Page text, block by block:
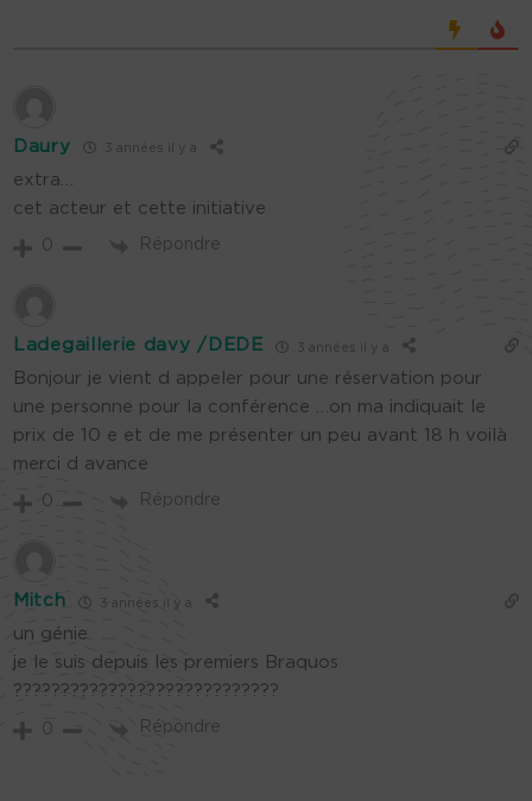
Daury 3 années il y a
extra…
cet acteur et cette initiative
0 Répondre
Ladegaillerie davy /DEDE 3 années il y a
Bonjour je vient d appeler pour une réservation pour
une personne pour la conférence …on ma indiquait le
prix de 10 e et de me présenter un peu avant 18 h voilà
merci d avance
0 Répondre
Mitch 3 années il y a
un génie
je le suis depuis les premiers Braquos
????????????????????????????
0 Répondre